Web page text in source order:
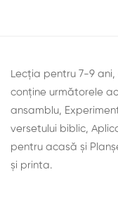
Lecția pentru 7-9 ani,
conține următorele
ansamblu,
versetului biblic,
pentru acasă și
şi printa.